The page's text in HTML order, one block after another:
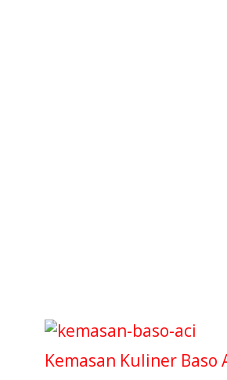
Kemasan Kuliner Baso